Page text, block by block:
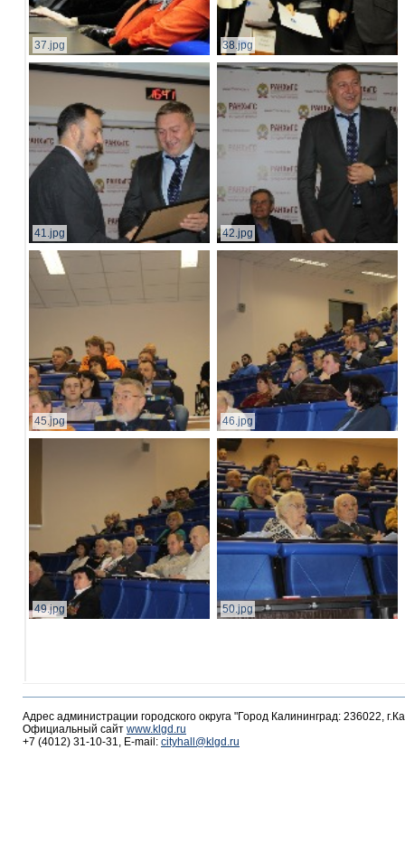
37.jpg 38.jpg
41.jpg 42.jpg
45.jpg 46.jpg
49.jpg 50.jpg
Адрес администрации городского округа "Город Калининград: 236022,
Официальный сайт www.klgd.ru
+7 (4012) 31-10-31, E-mail: cityhall@klgd.ru